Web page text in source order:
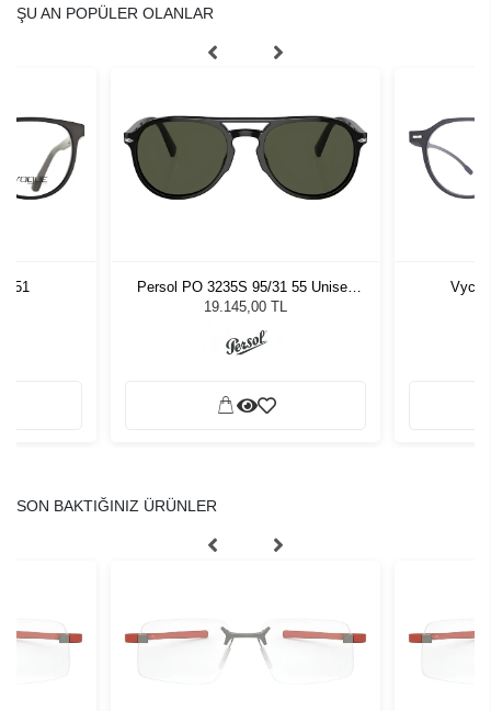
ŞU AN POPÜLER OLANLAR
51
Persol PO 3235S 95/31 55 Unisex
Güneş Gözlüğü
19.145,00 TL
SON BAKTIĞINIZ ÜRÜNLER